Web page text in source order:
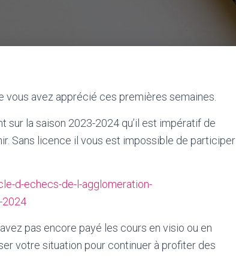
vous avez apprécié ces premières semaines.
sur la saison 2023-2024 qu’il est impératif de
Sans licence il vous est impossible de participer
d-echecs-de-l-agglomeration-
2024
pas encore payé les cours en visio ou en
votre situation pour continuer à profiter des